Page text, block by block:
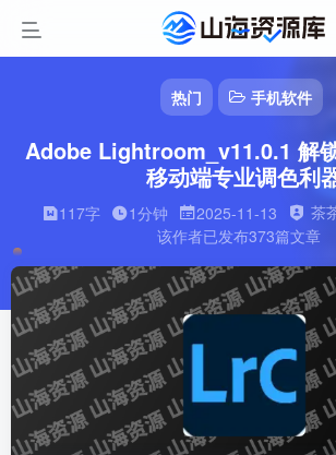
热门 手机软件
Adobe Lightroom_v11.0.1 解
移动端专业调色利
117字 1分钟 2025-11-13 茶
该作者已发布373篇文章